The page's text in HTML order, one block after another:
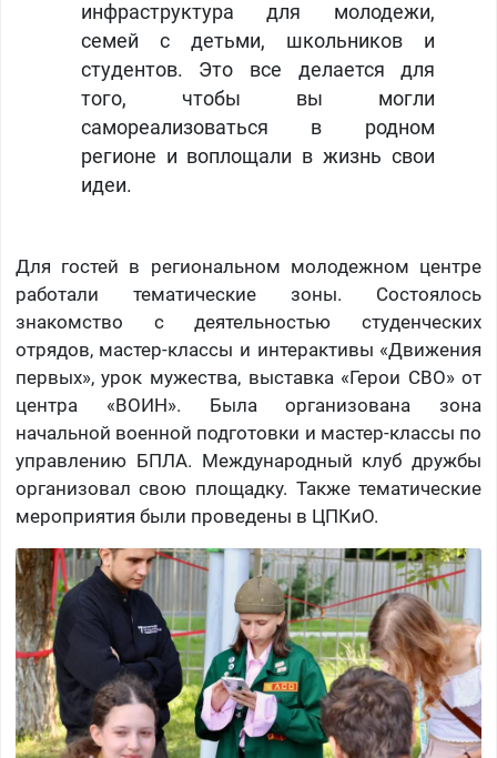
инфраструктура для молодежи,
семей с детьми, школьников и
студентов. Это все делается для
того, чтобы вы могли
самореализоваться в родном
регионе и воплощали в жизнь свои
идеи.
Для гостей в региональном молодежном центре
работали тематические зоны. Состоялось
знакомство с деятельностью студенческих
отрядов, мастер-классы и интерактивы «Движения
первых», урок мужества, выставка «Герои СВО» от
центра «ВОИН». Была организована зона
начальной военной подготовки и мастер-классы по
управлению БПЛА. Международный клуб дружбы
организовал свою площадку. Также тематические
мероприятия были проведены в ЦПКиО.